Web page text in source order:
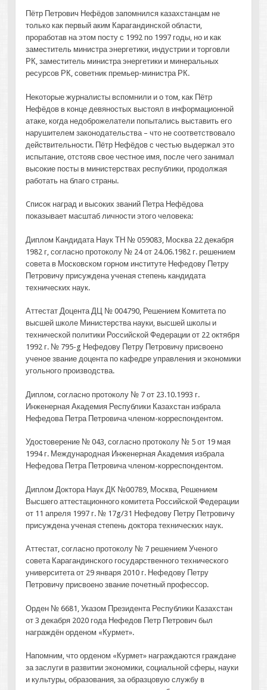
Пётр Петрович Нефёдов запомнился казахстанцам не
только как первый аким Карагандинской области,
проработав на этом посту с 1992 по 1997 годы, но и как
заместитель министра энергетики, индустрии и торговли
РК, заместитель министра энергетики и минеральных
ресурсов РК, советник премьер-министра РК.
Некоторые журналисты вспомнили и о том, как Пётр
Нефёдов в конце девяностых выстоял в информационной
атаке, когда недоброжелатели попытались выставить его
нарушителем законодательства – что не соответствовало
действительности. Пётр Нефёдов с честью выдержал это
испытание, отстояв свое честное имя, после чего занимал
высокие посты в министерствах республики, продолжая
работать на благо страны.
Cписок наград и высоких званий Петра Нефёдова
показывает масштаб личности этого человека:
Диплом Кандидата Наук ТН № 059083, Москва 22 декабря
1982 г, согласно протоколу № 24 от 24.06.1982 г. решением
совета в Московском горном институте Нефедову Петру
Петровичу присуждена ученая степень кандидата
технических наук.
Аттестат Доцента ДЦ № 004790, Решением Комитета по
высшей школе Министерства науки, высшей школы и
технической политики Российской Федерации от 22 октября
1992 г. № 795-g Нефедову Петру Петровичу присвоено
ученое звание доцента по кафедре управления и экономики
угольного производства.
Диплом, согласно протоколу № 7 от 23.10.1993 г.
Инженерная Академия Республики Казахстан избрала
Нефедова Петра Петровича членом-корреспондентом.
Удостоверение № 043, согласно протоколу № 5 от 19 мая
1994 г. Международная Инженерная Академия избрала
Нефедова Петра Петровича членом-корреспондентом.
Диплом Доктора Наук ДК №00789, Москва, Решением
Высшего аттестационного комитета Российской Федерации
от 11 апреля 1997 г. № 17g/31 Нефедову Петру Петровичу
присуждена ученая степень доктора технических наук.
Аттестат, согласно протоколу № 7 решением Ученого
совета Карагандинского государственного технического
университета от 29 января 2010 г. Нефедову Петру
Петровичу присвоено звание почетный профессор.
Орден № 6681, Указом Президента Республики Казахстан
от 3 декабря 2020 года Нефедов Петр Петрович был
награждён орденом «Курмет».
Напомним, что орденом «Курмет» награждаются граждане
за заслуги в развитии экономики, социальной сферы, науки
и культуры, образования, за образцовую службу в